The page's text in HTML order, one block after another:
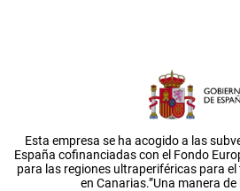
Esta empresa se ha acogido a las
España cofinanciadas con el Fondo
para las regiones ultraperiféricas para
en Canarias.”Una manera de